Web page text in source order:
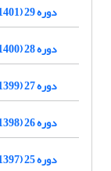
دوره 29 (1401)
دوره 28 (1400)
دوره 27 (1399)
دوره 26 (1398)
دوره 25 (1397)